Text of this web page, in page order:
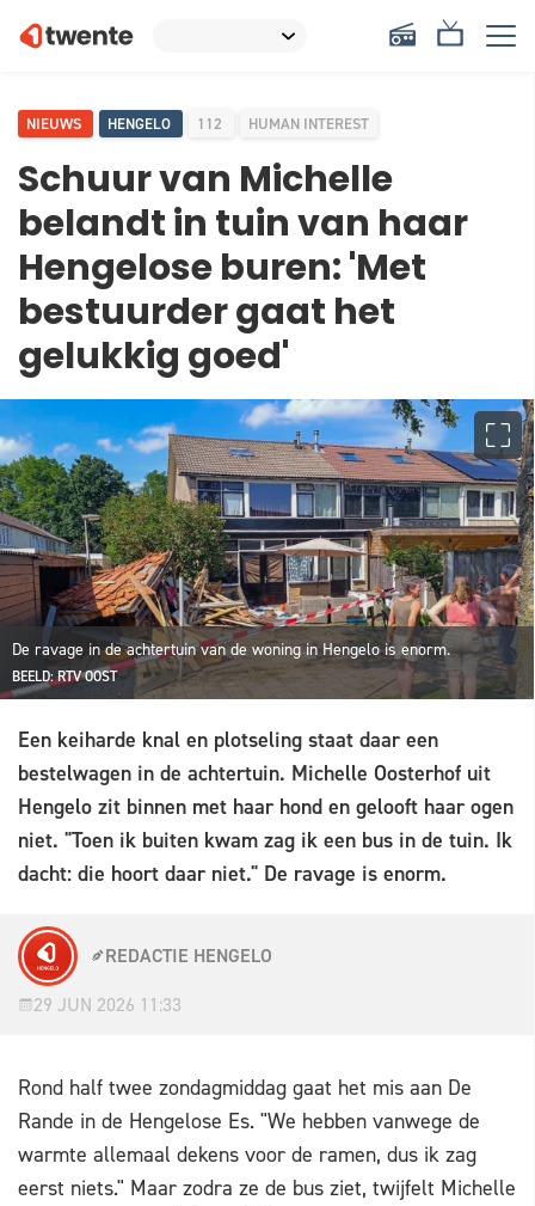
NIEUWS HENGELO 112 HUMAN INTEREST
Schuur van Michelle
belandt in tuin van haar
Hengelose buren: 'Met
bestuurder gaat het
gelukkig goed'
De ravage in de achtertuin van de woning in Hengelo is enorm.
BEELD: RTV OOST
Een keiharde knal en plotseling staat daar een
bestelwagen in de achtertuin. Michelle Oosterhof uit
Hengelo zit binnen met haar hond en gelooft haar ogen
niet. "Toen ik buiten kwam zag ik een bus in de tuin. Ik
dacht: die hoort daar niet." De ravage is enorm.
REDACTIE HENGELO
29 JUN 2026 11:33
Rond half twee zondagmiddag gaat het mis aan De
Rande in de Hengelose Es. "We hebben vanwege de
warmte allemaal dekens voor de ramen, dus ik zag
eerst niets." Maar zodra ze de bus ziet, twijfelt Michelle